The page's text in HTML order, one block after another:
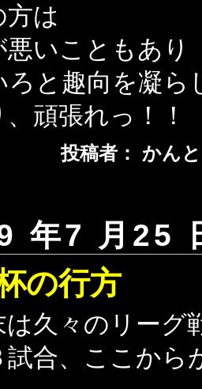
方は
いこともあり
ろと趣向を凝ら
頑張れっ！！
投稿者： かん
年7 月25
の行方
は久々のリーグ
試合、ここから